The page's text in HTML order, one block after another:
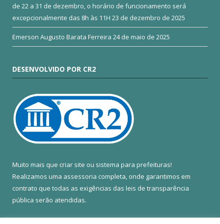
de 22 a 31 de dezembro, o horário de funcionamento será
excepcionalmente das 8h às 11H 23 de dezembro de 2025
Emerson Augusto Barata Ferreira 24 de maio de 2025
DESENVOLVIDO POR CR2
Muito mais que criar site ou sistema para prefeituras!
Realizamos uma assessoria completa, onde garantimos em
contrato que todas as exigências das leis de transparência
pública serão atendidas.